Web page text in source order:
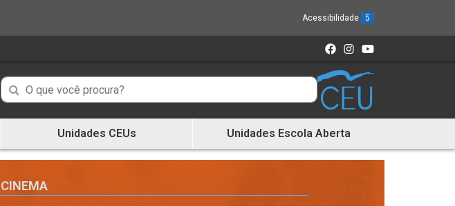
Acessibilidade 5
Campo
de
de
informações
Campo
de
Busca
informações
Unidades CEUs Unidades Escola Aberta
CINEMA